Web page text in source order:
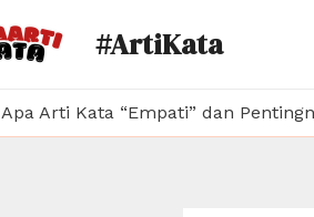
#ArtiKata
Apa Arti Kata “Empati” dan